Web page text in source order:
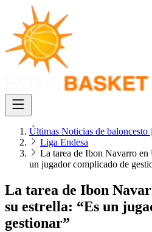
Últimas Noticias de baloncesto
Liga Endesa
La tarea de Ibon Navarro en
un jugador complicado de
La tarea de Ibon
su estrella: “Es un
gestionar”